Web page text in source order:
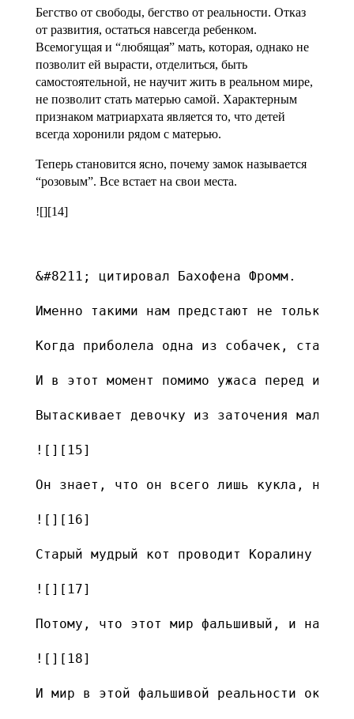
Бегство от свободы, бегство от реальности. Отказ
от развития, остаться навсегда ребенком.
Всемогущая и “любящая” мать, которая, однако не
позволит ей вырасти, отделиться, быть
самостоятельной, не научит жить в реальном мире,
не позволит стать матерью самой. Характерным
признаком матриархата является то, что детей
всегда хоронили рядом с матерью.
Теперь становится ясно, почему замок называется
“розовым”. Все встает на свои места.
![][14]
&#8211; цитировал Бахофена Фромм.
Именно такими нам предстают не только
Когда приболела одна из собачек,
И в этот момент помимо ужаса перед
Вытаскивает девочку из заточения
![][15]
Он знает, что он всего лишь кукла, но он
![][16]
Старый мудрый кот проводит Коралину по
![][17]
Потому, что этот мир фальшивый, и на
![][18]
И мир в этой фальшивой реальности